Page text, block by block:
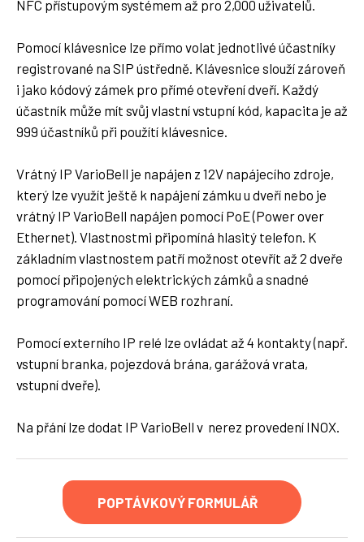
NFC přístupovým systémem až pro 2,000 uživatelů.
Pomocí klávesnice lze přímo volat jednotlivé účastníky
registrované na SIP ústředně. Klávesnice slouží zároveň
i jako kódový zámek pro přímé otevření dveří. Každý
účastník může mít svůj vlastní vstupní kód, kapacita je až
999 účastníků při použítí klávesnice.
Vrátný IP VarioBell je napájen z 12V napájecího zdroje,
který lze využít ještě k napájení zámku u dveří nebo je
vrátný IP VarioBell napájen pomocí PoE (Power over
Ethernet). Vlastnostmi připomíná hlasitý telefon. K
základním vlastnostem patří možnost otevřít až 2 dveře
pomocí připojených elektrických zámků a snadné
programování pomocí WEB rozhraní.
Pomocí externího IP relé lze ovládat až 4 kontakty (např.
vstupní branka, pojezdová brána, garážová vrata,
vstupní dveře).
Na přání lze dodat IP VarioBell v nerez provedení INOX.
POPTÁVKOVÝ FORMULÁŘ